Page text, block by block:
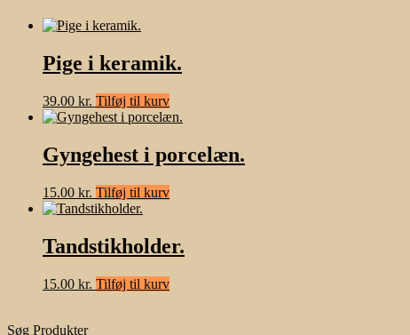
Pige i keramik.
39.00 kr. Tilføj til kurv
Gyngehest i porcelæn.
15.00 kr. Tilføj til kurv
Tandstikholder.
15.00 kr. Tilføj til kurv
Søg Produkter